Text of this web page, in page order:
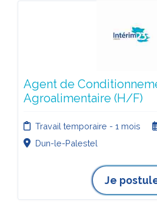
Agent de
Agroalimentaire (H/F)
Travail temporaire - 1 mois
Dun-le-Palestel
Je